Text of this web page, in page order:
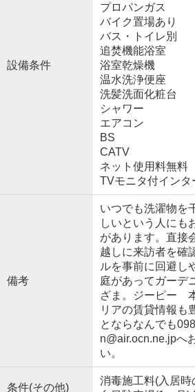
設備条件
プロパンガス
バイク置場あり
バス・トイレ別
追焚機能浴室
浴室乾燥機
温水洗浄便座
洗髪洗面化粧台
シャワー
エアコン
BS
CATV
ネット使用料無料
TVモニタ付インタ
備考
いつでも洗濯物を
しいという人にも
があります。直接
越しに来訪者を確
ルを事前に回避し
庭があってガーデ
ざま。ジーピー
リアの賃貸情報も
とならなんでも
n@air.ocn.ne.jpへ
い。
条件(その他)
消毒施工料(入居